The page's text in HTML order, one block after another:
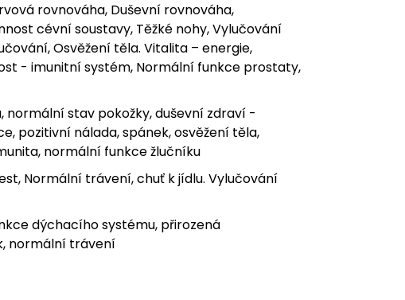
rovnováha, Duševní rovnováha,
cévní soustavy, Těžké nohy, Vylučování
Osvěžení těla. Vitalita – energie,
- imunitní systém, Normální funkce prostaty,
stav pokožky, duševní zdraví -
pozitivní nálada, spánek, osvěžení těla,
normální funkce žlučníku
Normální trávení, chuť k jídlu. Vylučování
dýchacího systému, přirozená
normální trávení